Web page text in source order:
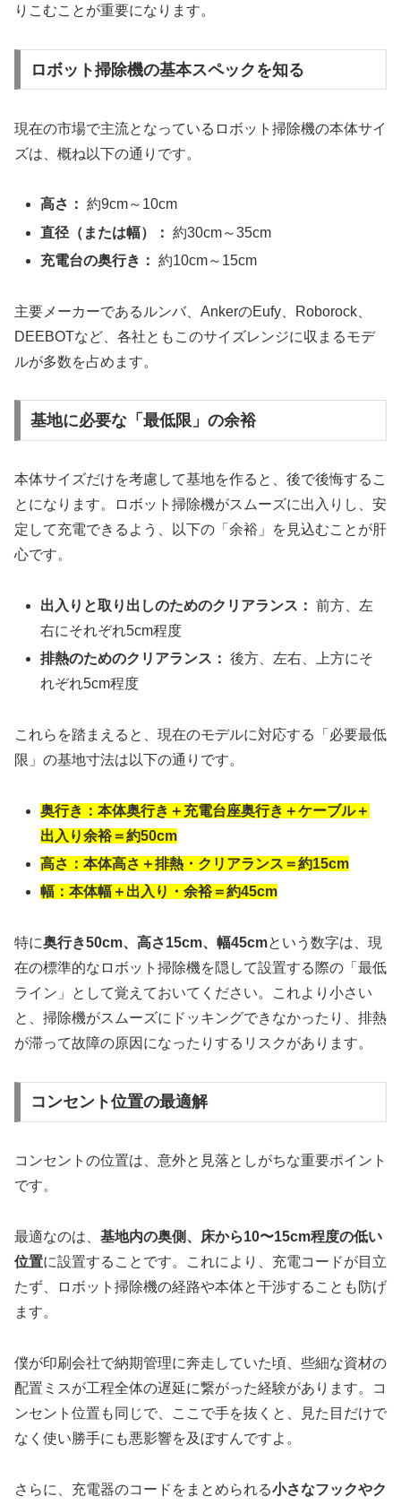
りこむことが重要になります。
ロボット掃除機の基本スペックを知る
現在の市場で主流となっているロボット掃除機の本体サイ
ズは、概ね以下の通りです。
高さ： 約9cm～10cm
直径（または幅）： 約30cm～35cm
充電台の奥行き： 約10cm～15cm
主要メーカーであるルンバ、AnkerのEufy、Roborock、
DEEBOTなど、各社ともこのサイズレンジに収まるモデ
ルが多数を占めます。
基地に必要な「最低限」の余裕
本体サイズだけを考慮して基地を作ると、後で後悔するこ
とになります。ロボット掃除機がスムーズに出入りし、安
定して充電できるよう、以下の「余裕」を見込むことが肝
心です。
出入りと取り出しのためのクリアランス： 前方、左
右にそれぞれ5cm程度
排熱のためのクリアランス： 後方、左右、上方にそ
れぞれ5cm程度
これらを踏まえると、現在のモデルに対応する「必要最低
限」の基地寸法は以下の通りです。
奥行き：本体奥行き＋充電台座奥行き＋ケーブル＋
出入り余裕＝約50cm
高さ：本体高さ＋排熱・クリアランス＝約15cm
幅：本体幅＋出入り・余裕＝約45cm
特に奥行き50cm、高さ15cm、幅45cmという数字は、現
在の標準的なロボット掃除機を隠して設置する際の「最低
ライン」として覚えておいてください。これより小さい
と、掃除機がスムーズにドッキングできなかったり、排熱
が滞って故障の原因になったりするリスクがあります。
コンセント位置の最適解
コンセントの位置は、意外と見落としがちな重要ポイント
です。
最適なのは、 基地内の奥側、床から10〜15cm程度の低い
位置に設置することです。これにより、充電コードが目立
たず、ロボット掃除機の経路や本体と干渉することも防げ
ます。
僕が印刷会社で納期管理に奔走していた頃、些細な資材の
配置ミスが工程全体の遅延に繋がった経験があります。コ
ンセント位置も同じで、ここで手を抜くと、見た目だけで
なく使い勝手にも悪影響を及ぼすんですよ。
さらに、充電器のコードをまとめられる小さなフックやク